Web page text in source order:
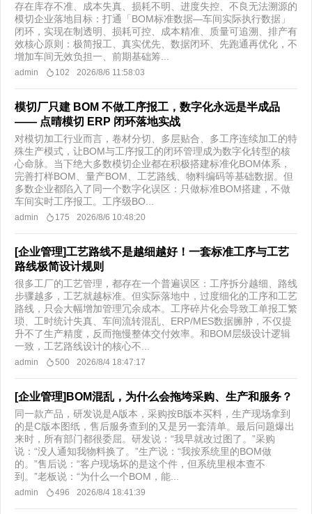
存在库存不准、成本失真、损耗不明、进度失控、不良无法溯源的
模切企业落地目标：打通「BOM标准数据—车间实际执行数据」
闭环，实现在制透明、损耗可控、成本精准、质量可追溯、排产有
效核心原则：极简报工、真实优先、数据闭环、先跑通再优化，不
增加车间无效负担一、前期基础筹...
admin 102 2026/8/6 11:58:03
模切厂只建 BOM 不做工序报工，数字化永远是半成品
—— 点晴模切 ERP 闭环落地实战
对模切加工行业而言，卷材分切、多层贴合、多工序连续加工的特
殊生产模式，让BOM与工序报工的闭环管理成为数字化转型的核
心命脉。当下绝大多数模切企业都在积极搭建标准化BOM体系，
完善打样BOM、量产BOM、工艺路线、物料编码等基础数据。但
多数企业都陷入了同一个数字化误区：只做标准BOM搭建，不做
车间实时工序报工。工序级BO...
admin 175 2026/8/6 10:48:20
[企业管理]工艺路线不是越细越好！一套标准工序与工艺
路线极简设计规则
很多工厂的工艺管理，都存在一个普遍误区：工序拆分越细、路线
步骤越多，工艺就越标准。但实际落地中，过度细化的工序和工艺
路线，只会大幅增加管理冗余成本。工序碎片化会导致工单报工繁
琐、工时统计失真、车间流转混乱、ERP/MES数据臃肿，不仅提
升不了生产精度，反而拖慢整体交付效率。和BOM层级设计逻辑
一致，工艺路线设计的核心不...
admin 500 2026/8/4 18:47:17
[企业管理]BOM混乱，为什么会拖垮采购、生产和服务？
同一款产品，研发说是A版本，采购按B版本买料，生产现场拿到
的是C版本图纸，售后服务查到的又是另一套清单。最后问题爆出
来时，所有部门都很委屈。研发说：“我早就改过图了。”采购
说：“没人通知我物料换了。”生产说：“我按系统里的BOM做
的。”售后说：“客户现场坏的是这个件，但系统里根本查不
到。”老板说：“为什么一个BOM，能...
admin 496 2026/8/4 18:41:39